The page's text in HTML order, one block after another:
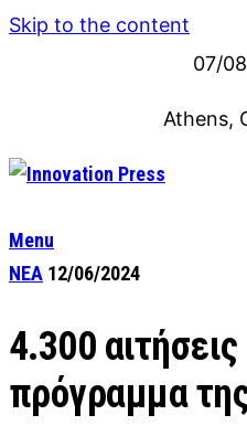
Skip to the content
07/
Athens,
Menu
ΝΕΑ 12/06/2024
4.300
πρόγραμμα